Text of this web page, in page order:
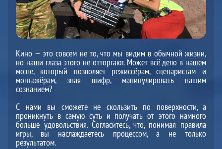
Кино — это совсем не то, что мы видим в обычной жизни,
но наши глаза этого не отторгают. Может всё дело в нашем
мозге, который позволяет режиссёрам, сценаристам и
монтажёрам, зная шифр, манипулировать нашим
сознанием?
С нами вы сможете не скользить по поверхности, а
проникнуть в самую суть и получать от этого намного
больше удовольствия. Согласитесь, что, понимая правила
игры, вы наслаждаетесь процессом, а не только
результатом.